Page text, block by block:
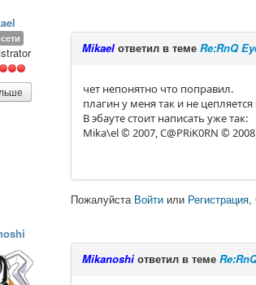
Mikael ответил в теме Re:RnQ
чет непонятно что поправил.
плагин у меня так и не
В эбауте стоит написать уже так:
Mika\el © 2007, C@PRiK0RN © 2008
Пожалуйста Войти или Регистрация,
Mikanoshiответил в теме